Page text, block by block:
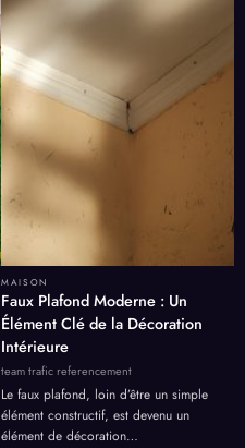
MAISON
Faux Plafond Moderne : Un
Élément Clé de la Décoration
Intérieure
team trafic referencement
Le faux plafond, loin d’être un simple
élément constructif, est devenu un
élément de décoration…